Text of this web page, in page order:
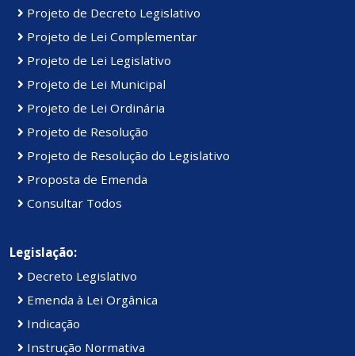
Projeto de Decreto Legislativo
Projeto de Lei Complementar
Projeto de Lei Legislativo
Projeto de Lei Municipal
Projeto de Lei Ordinária
Projeto de Resolução
Projeto de Resolução do Legislativo
Proposta de Emenda
Consultar Todos
Legislação:
Decreto Legislativo
Emenda à Lei Orgânica
Indicação
Instrução Normativa